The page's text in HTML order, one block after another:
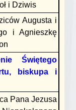
i Dziwis
Augusta i
i Agnieszkę
Świętego
biskupa i
Pana Jezusa